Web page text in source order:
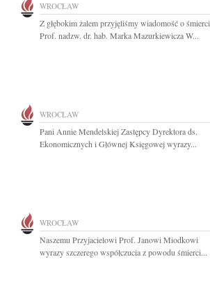
WROCŁAW
Z głębokim żalem przyjęliśmy wiadomość o śmierci
Prof. nadzw. dr. hab. Marka Mazurkiewicza W...
WROCŁAW
Pani Annie Mendelskiej Zastępcy Dyrektora ds.
Ekonomicznych i Głównej Księgowej wyrazy...
WROCŁAW
Naszemu Przyjacielowi Prof. Janowi Miodkowi
wyrazy szczerego współczucia z powodu śmierci...